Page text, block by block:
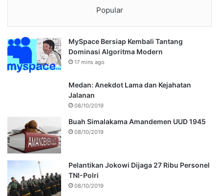
Popular
MySpace Bersiap Kembali Tantang
Dominasi Algoritma Modern
17 mins ago
Medan: Anekdot Lama dan Kejahatan
Jalanan
08/10/2019
Buah Simalakama Amandemen UUD 1945
08/10/2019
Pelantikan Jokowi Dijaga 27 Ribu Personel
TNI-Polri
08/10/2019